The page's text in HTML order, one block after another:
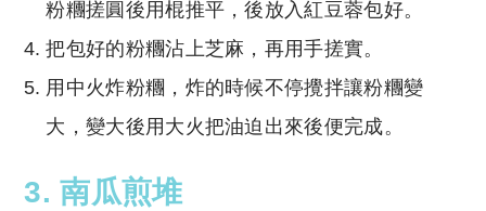
粉糰搓圓後用棍推平，後放入紅豆蓉包好。
把包好的粉糰沾上芝麻，再用手搓實。
用中火炸粉糰，炸的時候不停攪拌讓粉糰變
大，變大後用大火把油迫出來後便完成。
3. 南瓜煎堆